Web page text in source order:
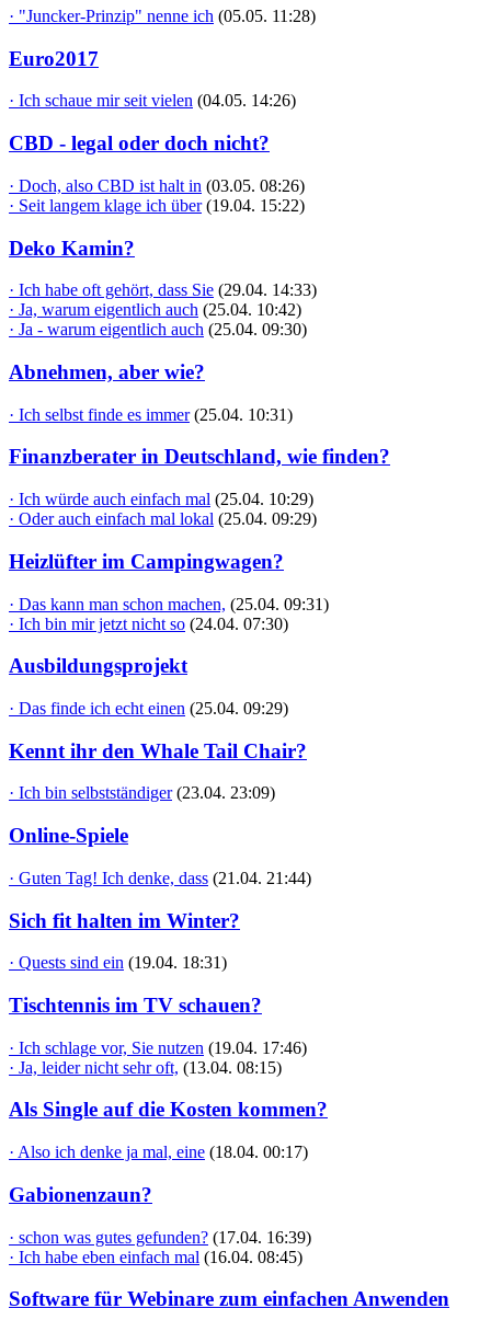
· "Juncker-Prinzip" nenne ich (05.05. 11:28)
Euro2017
· Ich schaue mir seit vielen (04.05. 14:26)
CBD - legal oder doch nicht?
· Doch, also CBD ist halt in (03.05. 08:26)
· Seit langem klage ich über (19.04. 15:22)
Deko Kamin?
· Ich habe oft gehört, dass Sie (29.04. 14:33)
· Ja, warum eigentlich auch (25.04. 10:42)
· Ja - warum eigentlich auch (25.04. 09:30)
Abnehmen, aber wie?
· Ich selbst finde es immer (25.04. 10:31)
Finanzberater in Deutschland, wie finden?
· Ich würde auch einfach mal (25.04. 10:29)
· Oder auch einfach mal lokal (25.04. 09:29)
Heizlüfter im Campingwagen?
· Das kann man schon machen, (25.04. 09:31)
· Ich bin mir jetzt nicht so (24.04. 07:30)
Ausbildungsprojekt
· Das finde ich echt einen (25.04. 09:29)
Kennt ihr den Whale Tail Chair?
· Ich bin selbstständiger (23.04. 23:09)
Online-Spiele
· Guten Tag! Ich denke, dass (21.04. 21:44)
Sich fit halten im Winter?
· Quests sind ein (19.04. 18:31)
Tischtennis im TV schauen?
· Ich schlage vor, Sie nutzen (19.04. 17:46)
· Ja, leider nicht sehr oft, (13.04. 08:15)
Als Single auf die Kosten kommen?
· Also ich denke ja mal, eine (18.04. 00:17)
Gabionenzaun?
· schon was gutes gefunden? (17.04. 16:39)
· Ich habe eben einfach mal (16.04. 08:45)
Software für Webinare zum einfachen Anwenden